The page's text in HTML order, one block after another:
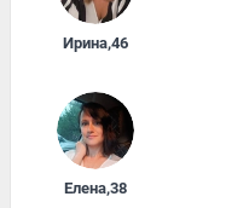
Ирина,46
Елена,38